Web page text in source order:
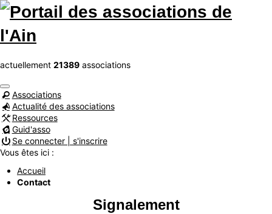
actuellement 21389 associations
Associations
Actualité des associations
Ressources
Guid'asso
Se connecter | s'inscrire
Vous êtes ici :
Accueil
Contact
Signalement